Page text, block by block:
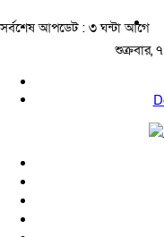
সর্বশেষ আপডেট : ৩ ঘন্টা আগে
শুক্রবার,